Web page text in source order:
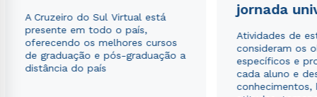
A Cruzeiro do Sul Virtual está
presente em todo o país,
oferecendo os melhores cursos
de graduação e pós-graduação a
distância do país
jornada
Atividades de
consideram os
específicos e
cada aluno e
conhecimentos,
Estou de acordo com aPolítica de Privacidade.e
autorizo que meus dados sejam utilizados para o